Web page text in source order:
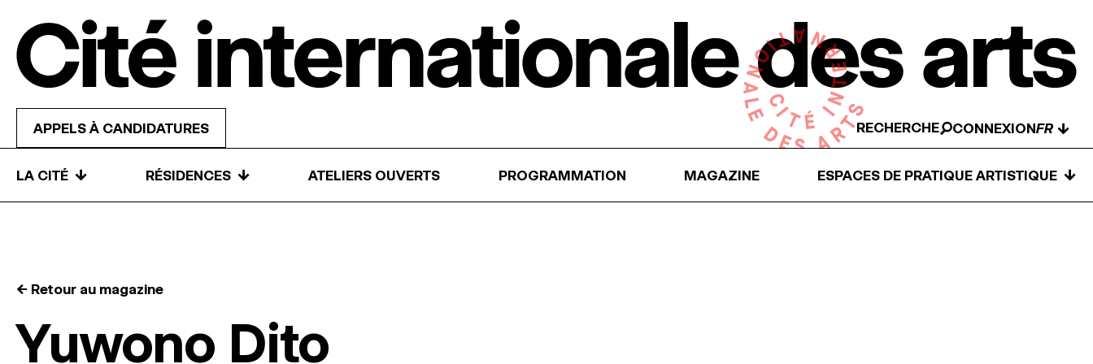
APPELS À CANDIDATURES RECHERCHE CONNEXION ↓
LA CITÉ ↓ RÉSIDENCES ↓ ATELIERS OUVERTS PROGRAMMATION MAGAZINE ESPACES DE PRATIQUE ARTISTIQUE ↓
← Retour au magazine
Yuwono Dito